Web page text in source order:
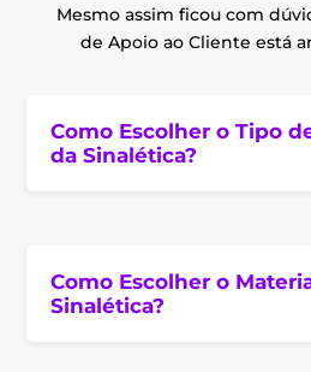
Mesmo assim ficou com
de Apoio ao Cliente está
Como Escolher o Tipo
da Sinalética?
Como Escolher o
Sinalética?